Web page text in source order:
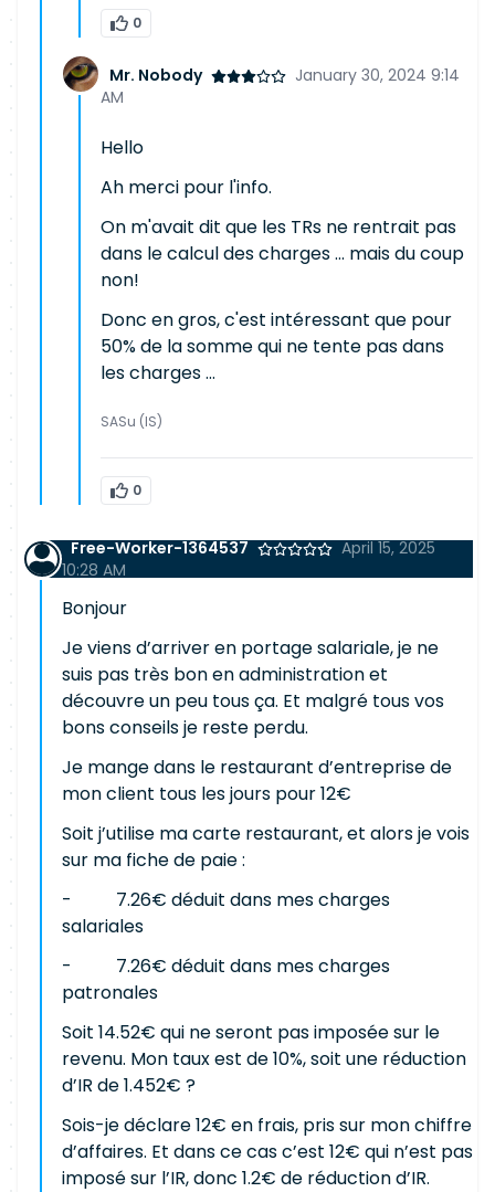
0
Mr. Nobody
January 30, 2024 9:14
AM
Hello
Ah merci pour l'info.
On m'avait dit que les TRs ne rentrait pas
dans le calcul des charges ... mais du coup
non!
Donc en gros, c'est intéressant que pour
50% de la somme qui ne tente pas dans
les charges ...
SASu (IS)
0
Free-Worker-1364537
April 15, 2025
10:28 AM
Bonjour
Je viens d’arriver en portage salariale, je ne
suis pas très bon en administration et
découvre un peu tous ça. Et malgré tous vos
bons conseils je reste perdu.
Je mange dans le restaurant d’entreprise de
mon client tous les jours pour 12€
Soit j’utilise ma carte restaurant, et alors je vois
sur ma fiche de paie :
- 7.26€ déduit dans mes charges
salariales
- 7.26€ déduit dans mes charges
patronales
Soit 14.52€ qui ne seront pas imposée sur le
revenu. Mon taux est de 10%, soit une réduction
d’IR de 1.452€ ?
Sois-je déclare 12€ en frais, pris sur mon chiffre
d’affaires. Et dans ce cas c’est 12€ qui n’est pas
imposé sur l’IR, donc 1.2€ de réduction d’IR.